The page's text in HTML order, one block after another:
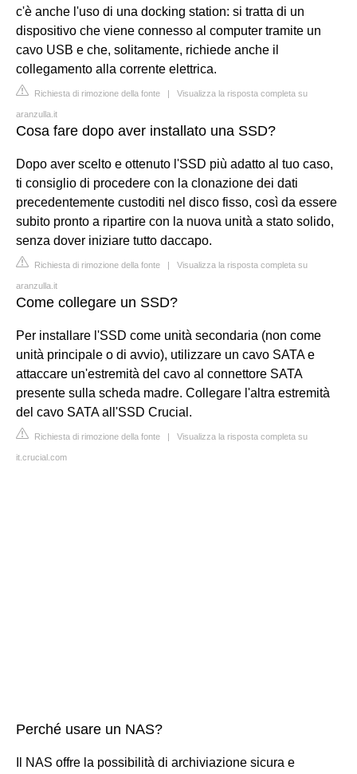
c'è anche l'uso di una docking station: si tratta di un
dispositivo che viene connesso al computer tramite un
cavo USB e che, solitamente, richiede anche il
collegamento alla corrente elettrica.
Richiesta di rimozione della fonte | Visualizza la risposta completa su
aranzulla.it
Cosa fare dopo aver installato una SSD?
Dopo aver scelto e ottenuto l'SSD più adatto al tuo caso,
ti consiglio di procedere con la clonazione dei dati
precedentemente custoditi nel disco fisso, così da essere
subito pronto a ripartire con la nuova unità a stato solido,
senza dover iniziare tutto daccapo.
Richiesta di rimozione della fonte | Visualizza la risposta completa su
aranzulla.it
Come collegare un SSD?
Per installare l'SSD come unità secondaria (non come
unità principale o di avvio), utilizzare un cavo SATA e
attaccare un'estremità del cavo al connettore SATA
presente sulla scheda madre. Collegare l'altra estremità
del cavo SATA all'SSD Crucial.
Richiesta di rimozione della fonte | Visualizza la risposta completa su
it.crucial.com
Perché usare un NAS?
Il NAS offre la possibilità di archiviazione sicura e